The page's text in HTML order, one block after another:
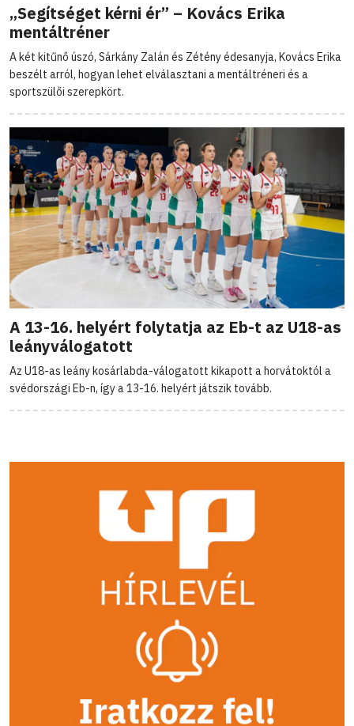
„Segítséget kérni ér” – Kovács Erika
mentáltréner
A két kitűnő úszó, Sárkány Zalán és Zétény édesanyja, Kovács Erika
beszélt arról, hogyan lehet elválasztani a mentáltréneri és a
sportszülői szerepkört.
A 13-16. helyért folytatja az Eb-t az U18-as
leányválogatott
Az U18-as leány kosárlabda-válogatott kikapott a horvátoktól a
svédországi Eb-n, így a 13-16. helyért játszik tovább.